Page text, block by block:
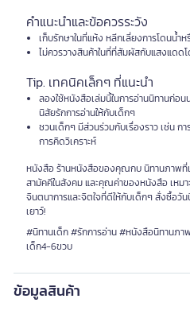
คำแนะนำและข้อควรระวัง
เก็บรักษาในที่แห้ง หลีกเลี่ยงการโดนน้ำ
ไม่ควรวางสินค้าในที่ที่สัมผัสกับแสงแดด
Tip. เทคนิคเล็กๆ ที่แนะนำ
ลองใช้หนังสือเล่มนี้ในการอ่านนิทานก่อ
นิสัยรักการอ่านให้กับเด็กๆ
ชวนเด็กๆ มีส่วนร่วมกับเรื่องราว เช่น ก
การคิดวิเคราะห์
หนังสือ ร้านหนังสือของคุณกบ นิทานภาพที่เ
สามัคคีในสังคม และคุณค่าของหนังสือ เหม
จินตนาการและจิตใจที่ดีให้กับเด็กๆ สั่งซื้อ
เยาว์!
#นิทานเด็ก #รักการอ่าน #หนังสือนิทาน
เด็ก4-6ขวบ
ข้อมูลสินค้า